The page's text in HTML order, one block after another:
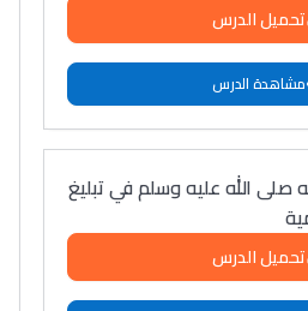
تحميل الدرس
مشاهدة الدرس
صلى الله عليه وسلم في تبليغ
تحميل الدرس